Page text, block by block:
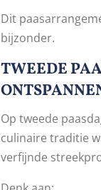
Dit
bijzonder.
TWEEDE
Op tweede
culinaire traditie
verfijnde